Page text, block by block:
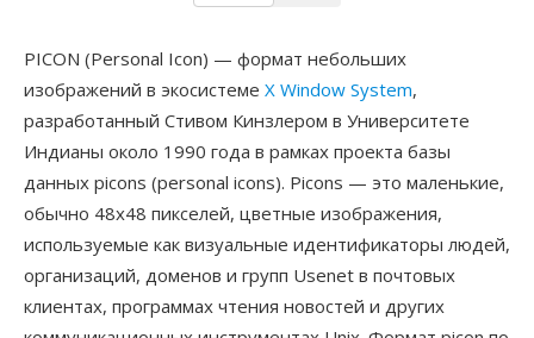
PICON (Personal Icon) — формат небольших
изображений в экосистеме X Window System,
разработанный Стивом Кинзлером в Университете
Индианы около 1990 года в рамках проекта базы
данных picons (personal icons). Picons — это маленькие,
обычно 48x48 пикселей, цветные изображения,
используемые как визуальные идентификаторы людей,
организаций, доменов и групп Usenet в почтовых
клиентах, программах чтения новостей и других